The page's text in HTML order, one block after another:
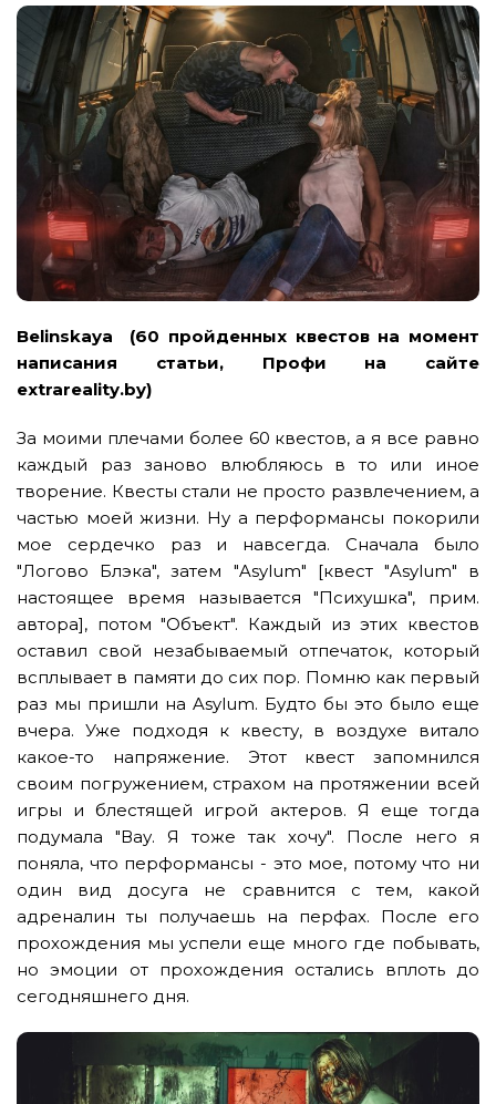
Belinskaya
(60 пройденных квестов на момент
написания статьи, Профи на сайте
extrareality.by)
За моими плечами более 60 квестов, а я все равно
каждый раз заново влюбляюсь в то или иное
творение. Квесты стали не просто развлечением, а
частью моей жизни. Ну а перформансы покорили
мое сердечко раз и навсегда. Сначала было
"Логово Блэка", затем "Asylum" [квест "Asylum" в
настоящее время называется "Психушка", прим.
автора], потом "Объект". Каждый из этих квестов
оставил свой незабываемый отпечаток, который
всплывает в памяти до сих пор. Помню как первый
раз мы пришли на Asylum. Будто бы это было еще
вчера. Уже подходя к квесту, в воздухе витало
какое-то напряжение. Этот квест запомнился
своим погружением, страхом на протяжении всей
игры и блестящей игрой актеров. Я еще тогда
подумала "Вау. Я тоже так хочу". После него я
поняла, что перформансы - это мое, потому что ни
один вид досуга не сравнится с тем, какой
адреналин ты получаешь на перфах. После его
прохождения мы успели еще много где побывать,
но эмоции от прохождения остались вплоть до
сегодняшнего дня.